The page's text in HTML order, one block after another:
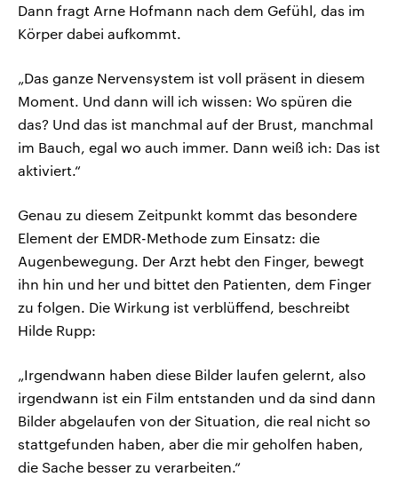
Dann fragt Arne Hofmann nach dem Gefühl, das im
Körper dabei aufkommt.
„Das ganze Nervensystem ist voll präsent in diesem
Moment. Und dann will ich wissen: Wo spüren die
das? Und das ist manchmal auf der Brust, manchmal
im Bauch, egal wo auch immer. Dann weiß ich: Das ist
aktiviert.“
Genau zu diesem Zeitpunkt kommt das besondere
Element der EMDR-Methode zum Einsatz: die
Augenbewegung. Der Arzt hebt den Finger, bewegt
ihn hin und her und bittet den Patienten, dem Finger
zu folgen. Die Wirkung ist verblüffend, beschreibt
Hilde Rupp:
„Irgendwann haben diese Bilder laufen gelernt, also
irgendwann ist ein Film entstanden und da sind dann
Bilder abgelaufen von der Situation, die real nicht so
stattgefunden haben, aber die mir geholfen haben,
die Sache besser zu verarbeiten.“